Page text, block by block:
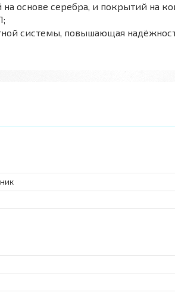
основе серебра, и покрытий на
системы, повышающая